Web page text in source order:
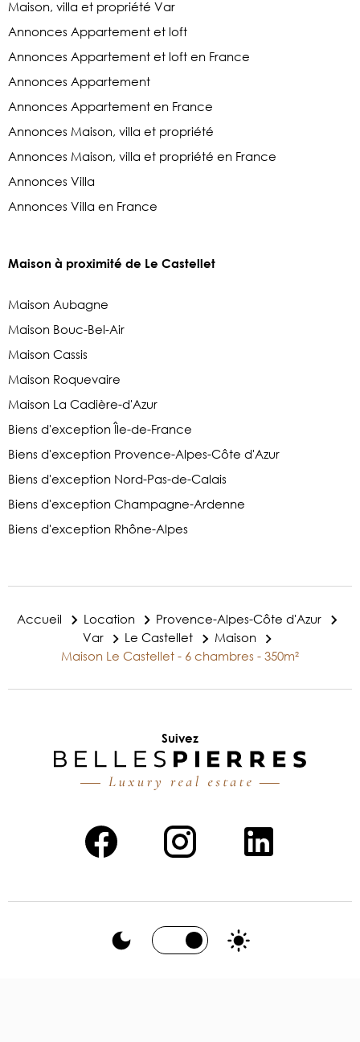
Maison, villa et propriété Var
Annonces Appartement et loft
Annonces Appartement et loft en France
Annonces Appartement
Annonces Appartement en France
Annonces Maison, villa et propriété
Annonces Maison, villa et propriété en France
Annonces Villa
Annonces Villa en France
Maison à proximité de Le Castellet
Maison Aubagne
Maison Bouc-Bel-Air
Maison Cassis
Maison Roquevaire
Maison La Cadière-d'Azur
Biens d'exception Île-de-France
Biens d'exception Provence-Alpes-Côte d'Azur
Biens d'exception Nord-Pas-de-Calais
Biens d'exception Champagne-Ardenne
Biens d'exception Rhône-Alpes
Accueil Location
Provence-Alpes-Côte d'Azur
Var
Le Castellet
Maison
Maison Le Castellet - 6 chambres - 350m²
Suivez